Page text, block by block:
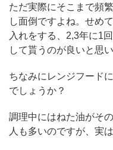
ただ実際にそこまで頻
し面倒ですよね。せめ
入れをする、2,3年に1
して貰うのが良いと思い
ちなみにレンジフード
でしょうか？
調理中にはねた油がそ
人も多いのですが、実